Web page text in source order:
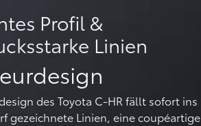
Profil &
Linien
des Toyota C-HR fällt sofort ins
gezeichnete Linien, eine coupéartige